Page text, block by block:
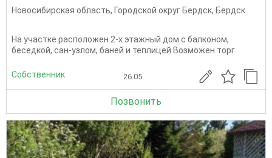
Новосибирская область, Городской округ Бердск, Бердск
На участке расположен 2-х этажный дом с балконом,
беседкой, сан-узлом, баней и теплицей Возможен торг
Собственник 26.05
Позвонить